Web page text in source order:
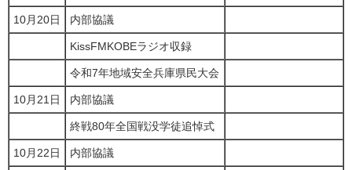
10月20日 内部協議
KissFMKOBEラジオ収録
令和7年地域安全兵庫県民大会
10月21日 内部協議
終戦80年全国戦没学徒追悼式
10月22日 内部協議